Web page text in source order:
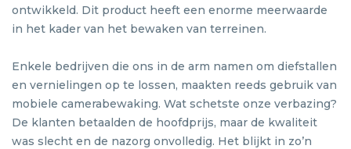
ontwikkeld. Dit product heeft een enorme meerwaarde
in het kader van het bewaken van terreinen.
Enkele bedrijven die ons in de arm namen om diefstallen
en vernielingen op te lossen, maakten reeds gebruik van
mobiele camerabewaking. Wat schetste onze verbazing?
De klanten betaalden de hoofdprijs, maar de kwaliteit
was slecht en de nazorg onvolledig. Het blijkt in zo’n